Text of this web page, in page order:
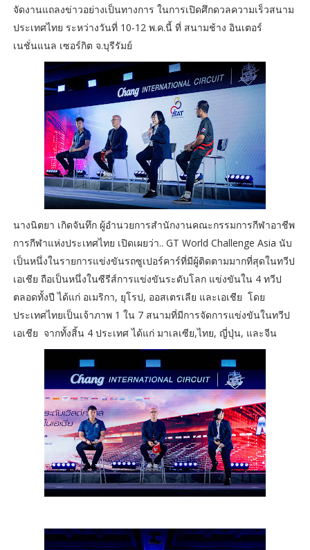
จัดงานแถลงข่าวอย่างเป็นทางการ ในการเปิดศึกดวลความเร็วสนาม
ประเทศไทย ระหว่างวันที่ 10-12 พ.ค.นี้ ที่ สนามช้าง อินเตอร์
เนชั่นแนล เซอร์กิต จ.บุรีรัมย์
นางนิตยา เกิดจันทึก ผู้อำนวยการสำนักงานคณะกรรมการกีฬาอาชีพ
การกีฬาแห่งประเทศไทย เปิดเผยว่า.. GT World Challenge Asia นับ
เป็นหนึ่งในรายการแข่งขันรถซูเปอร์คาร์ที่มีผู้ติดตามมากที่สุดในทวีป
เอเชีย ถือเป็นหนึ่งในซีรีส์การแข่งขันระดับโลก แข่งขันใน 4 ทวีป
ตลอดทั้งปี ได้แก่ อเมริกา, ยุโรป, ออสเตรเลีย และเอเชีย โดย
ประเทศไทยเป็นเจ้าภาพ 1 ใน 7 สนามที่มีการจัดการแข่งขันในทวีป
เอเชีย จากทั้งสิ้น 4 ประเทศ ได้แก่ มาเลเซีย,ไทย, ญี่ปุ่น, และจีน